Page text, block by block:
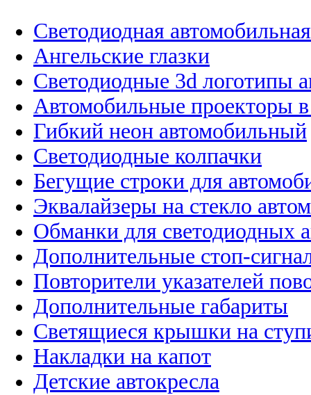
Светодиодная
Ангельские глазки
Светодиодные 3d логотипы
Автомобильные проекторы
Гибкий неон автомобильный
Светодиодные колпачки
Бегущие строки для
Эквалайзеры на стекло
Обманки для светодиодных
Дополнительные стоп-
Повторители указателей
Дополнительные габариты
Светящиеся крышки на
Накладки на капот
Детские автокресла